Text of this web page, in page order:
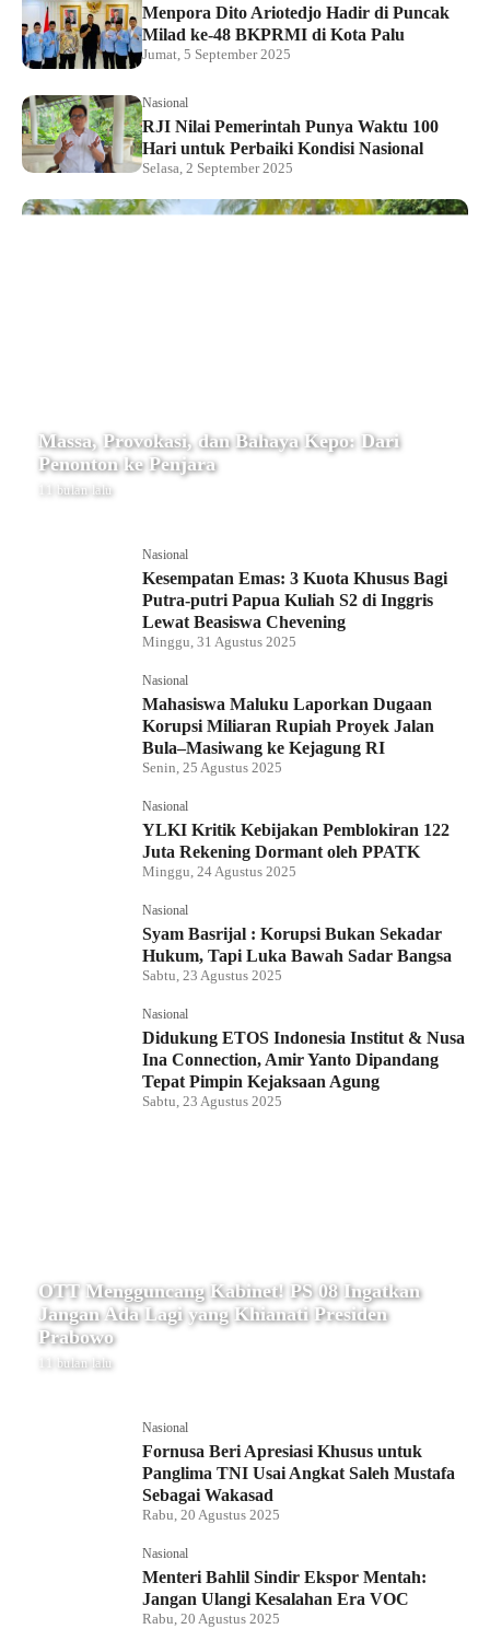
Menpora Dito Ariotedjo Hadir di Puncak
Milad ke-48 BKPRMI di Kota Palu
Jumat, 5 September 2025
Nasional
RJI Nilai Pemerintah Punya Waktu 100
Hari untuk Perbaiki Kondisi Nasional
Selasa, 2 September 2025
Massa, Provokasi, dan Bahaya Kepo: Dari
Penonton ke Penjara
11 bulan lalu
Nasional
Kesempatan Emas: 3 Kuota Khusus Bagi
Putra-putri Papua Kuliah S2 di Inggris
Lewat Beasiswa Chevening
Minggu, 31 Agustus 2025
Nasional
Mahasiswa Maluku Laporkan Dugaan
Korupsi Miliaran Rupiah Proyek Jalan
Bula–Masiwang ke Kejagung RI
Senin, 25 Agustus 2025
Nasional
YLKI Kritik Kebijakan Pemblokiran 122
Juta Rekening Dormant oleh PPATK
Minggu, 24 Agustus 2025
Nasional
Syam Basrijal : Korupsi Bukan Sekadar
Hukum, Tapi Luka Bawah Sadar Bangsa
Sabtu, 23 Agustus 2025
Nasional
Didukung ETOS Indonesia Institut & Nusa
Ina Connection, Amir Yanto Dipandang
Tepat Pimpin Kejaksaan Agung
Sabtu, 23 Agustus 2025
OTT Mengguncang Kabinet! PS 08 Ingatkan
Jangan Ada Lagi yang Khianati Presiden
Prabowo
11 bulan lalu
Nasional
Fornusa Beri Apresiasi Khusus untuk
Panglima TNI Usai Angkat Saleh Mustafa
Sebagai Wakasad
Rabu, 20 Agustus 2025
Nasional
Menteri Bahlil Sindir Ekspor Mentah:
Jangan Ulangi Kesalahan Era VOC
Rabu, 20 Agustus 2025